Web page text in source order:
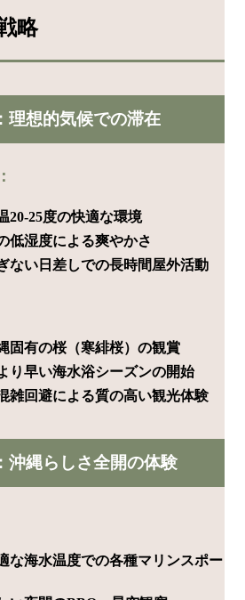
略
理想的気候での滞在
20-25度の快適な環境
低湿度による爽やかさ
ない日差しでの長時間屋外活動
固有の桜（寒緋桜）の観賞
り早い海水浴シーズンの開始
雑回避による質の高い観光体験
沖縄らしさ全開の体験
な海水温度での各種マリンスポー